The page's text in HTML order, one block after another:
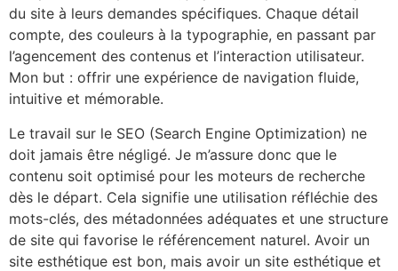
du site à leurs demandes spécifiques. Chaque détail
compte, des couleurs à la typographie, en passant par
l’agencement des contenus et l’interaction utilisateur.
Mon but : offrir une expérience de navigation fluide,
intuitive et mémorable.
Le travail sur le SEO (Search Engine Optimization) ne
doit jamais être négligé. Je m’assure donc que le
contenu soit optimisé pour les moteurs de recherche
dès le départ. Cela signifie une utilisation réfléchie des
mots-clés, des métadonnées adéquates et une structure
de site qui favorise le référencement naturel. Avoir un
site esthétique est bon, mais avoir un site esthétique et